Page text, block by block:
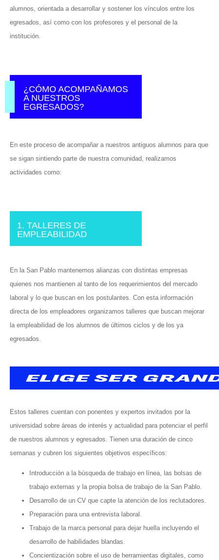
alumnos, orientada a desarrollar y sostener los vínculos entre los
egresados, así como con los profesores y el personal de la
institución.
¿CÓMO ACOMPAÑAMOS
A NUESTROS
EGRESADOS?
En este proceso de acompañar a nuestros antiguos alumnos para que
se sigan sintiendo parte de nuestra comunidad, realizamos
actividades como:
1. TALLERES DE
EMPLEABILIDAD
En la San Pablo mantenemos alianzas con distintas empresas
quienes nos mantienen al tanto de los requerimientos del mercado
laboral y lo que buscan en los postulantes. Con esta información
directa de los empleadores organizamos talleres que buscan mejorar
la empleabilidad de los alumnos de últimos ciclos y de los ya
egresados.
Estos talleres cuentan con ponentes y expertos invitados por la
universidad sobre áreas de interés y actualidad para potenciar el perfil
de nuestros alumnos y egresados. Tienen una duración de cinco
semanas y cubren los siguientes objetivos específicos:
Introducción a la búsqueda de trabajo en línea, las bolsas de
trabajo externas y la propia bolsa de trabajo de la San Pablo.
Desarrollo de un CV que capte la atención de los reclutadores.
Preparación para una entrevista laboral.
Trabajo de la marca personal para dejar huella incluyendo el
desarrollo de habilidades blandas.
Concientización sobre el uso de herramientas digitales, como